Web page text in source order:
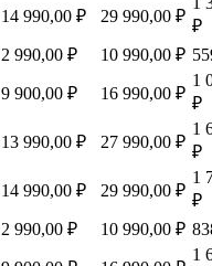
14 990,00 ₽ 29 990,00 ₽
₽
2 990,00 ₽ 10 990,00 ₽
9 900,00 ₽ 16 990,00 ₽
1
₽
13 990,00 ₽ 27 990,00 ₽
1
₽
14 990,00 ₽ 29 990,00 ₽
1
₽
2 990,00 ₽ 10 990,00 ₽
1